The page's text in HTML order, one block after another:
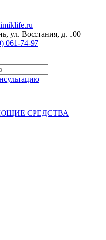
ул. Восстания, д. 100
061-74-97
СРЕДСТВА